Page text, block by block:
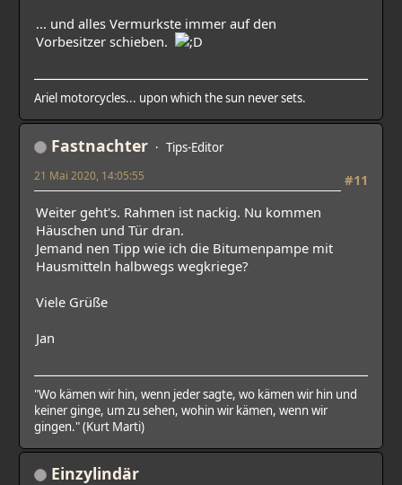
... und alles Vermurkste immer auf den
Vorbesitzer schieben.
Ariel motorcycles... upon which the sun never sets.
Fastnachter Tips-Editor
#11
21 Mai 2020, 14:05:55
Weiter geht's. Rahmen ist nackig. Nu kommen
Häuschen und Tür dran.
Jemand nen Tipp wie ich die Bitumenpampe mit
Hausmitteln halbwegs wegkriege?
Viele Grüße
Jan
"Wo kämen wir hin, wenn jeder sagte, wo kämen wir hin und
keiner ginge, um zu sehen, wohin wir kämen, wenn wir
gingen." (Kurt Marti)
Einzylindär